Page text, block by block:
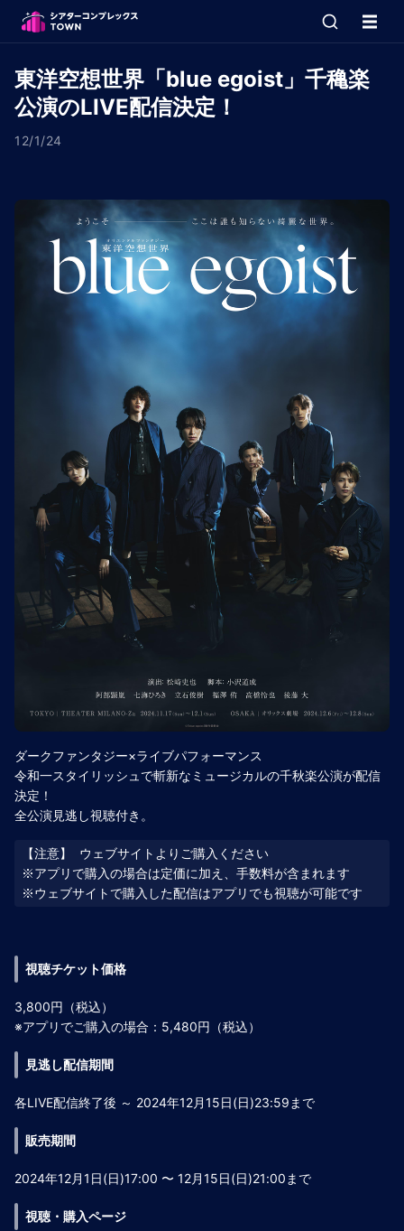
東洋空想世界「blue egoist」千穐楽
公演のLIVE配信決定！
12/1/24
ダークファンタジー×ライブパフォーマンス
令和一スタイリッシュで斬新なミュージカルの千秋楽公演が配信
決定！
全公演見逃し視聴付き。
【注意】 ウェブサイトよりご購入ください
※アプリで購入の場合は定価に加え、手数料が含まれます
視聴チケット価格
3,800円（税込）
※アプリでご購入の場合：5,480円（税込）
見逃し配信期間
各LIVE配信終了後 ～ 2024年12月15日(日)23:59まで
販売期間
2024年12月1日(日)17:00 〜 12月15日(日)21:00まで
視聴・購入ページ